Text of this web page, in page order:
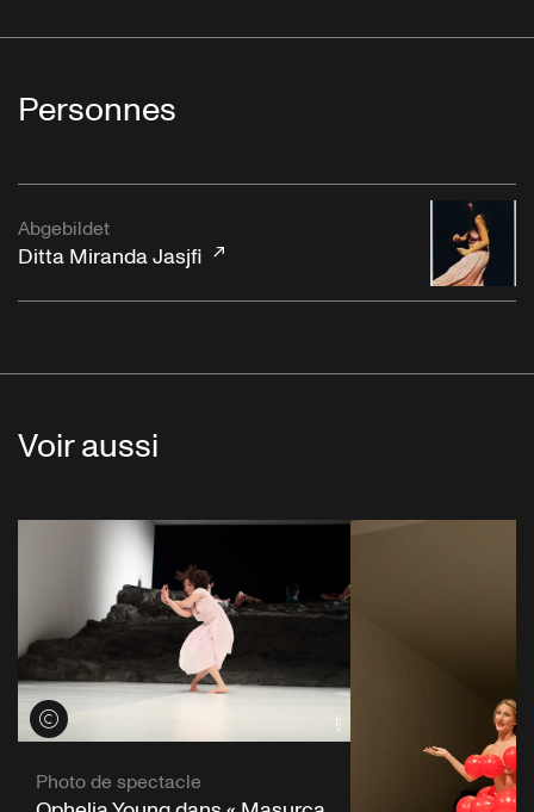
Personnes
Abgebildet
Ditta Miranda Jasjfi
Voir aussi
Voir les crédits
Photo de spectacle